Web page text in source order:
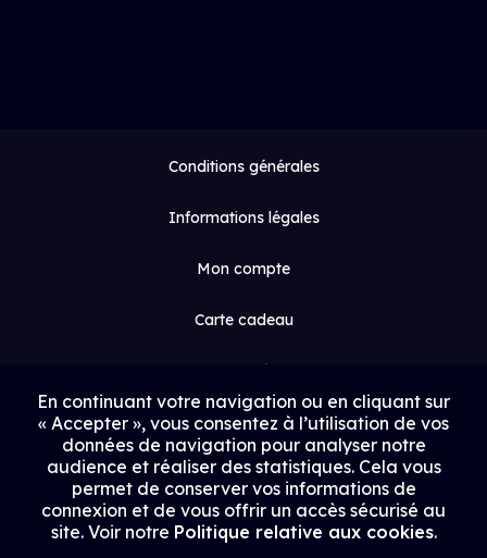
Conditions générales
Informations légales
Mon compte
Carte cadeau
Espace médias
Contact
Proposer un film
Rejoindre Uptrack
En continuant votre navigation ou en cliquant sur
« Accepter », vous consentez à l’utilisation de vos
données de navigation pour analyser notre
audience et réaliser des statistiques. Cela vous
permet de conserver vos informations de
connexion et de vous offrir un accès sécurisé au
site. Voir notre Politique relative aux cookies.